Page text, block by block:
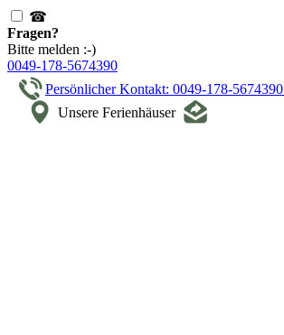
☎
Fragen?
Bitte melden :-)
0049-178-5674390
Persönlicher Kontakt: 0049-178-5674390
Unsere Ferienhäuser